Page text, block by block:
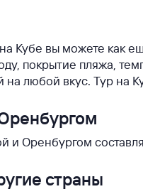
Кубе вы можете как
покрытие пляжа,
на любой вкус. Тур на
и Оренбургом
страны